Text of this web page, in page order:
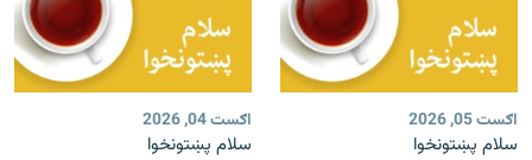
اګست 05, 2026
سلام پښتونخوا
اګست 04, 2026
سلام پښتونخوا